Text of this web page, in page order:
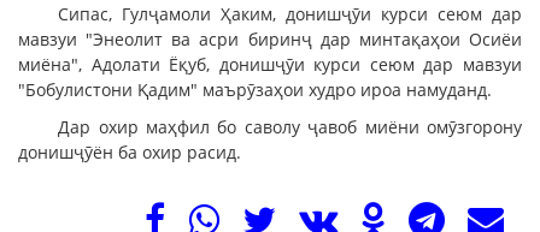
Сипас, Гулҷамоли Ҳаким, донишҷӯи курси сеюм дар
мавзуи "Энеолит ва асри биринҷ дар минтақаҳои Осиёи
миёна", Адолати Ёқуб, донишҷӯи курси сеюм дар мавзуи
"Бобулистони Қадим" маърӯзаҳои худро ироа намуданд.
Дар охир маҳфил бо саволу ҷавоб миёни омӯзгорону
донишҷӯён ба охир расид.